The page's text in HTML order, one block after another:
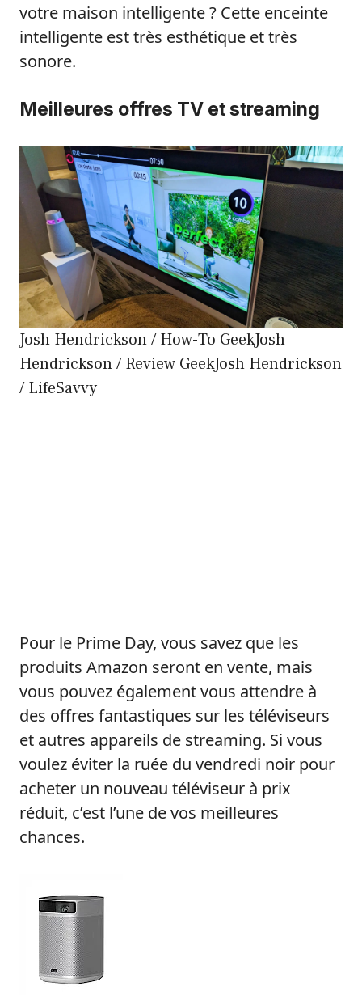
votre maison intelligente ? Cette enceinte
intelligente est très esthétique et très
sonore.
Meilleures offres TV et streaming
Josh Hendrickson / How-To GeekJosh
Hendrickson / Review GeekJosh Hendrickson
/ LifeSavvy
Pour le Prime Day, vous savez que les
produits Amazon seront en vente, mais
vous pouvez également vous attendre à
des offres fantastiques sur les téléviseurs
et autres appareils de streaming. Si vous
voulez éviter la ruée du vendredi noir pour
acheter un nouveau téléviseur à prix
réduit, c’est l’une de vos meilleures
chances.